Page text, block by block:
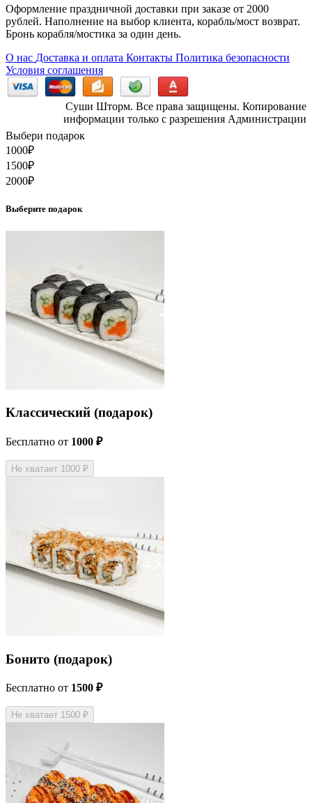
Оформление праздничной доставки при заказе от 2000
рублей. Наполнение на выбор клиента, корабль/мост возврат.
Бронь корабля/мостика за один день.
О нас Доставка и оплата Контакты Политика безопасности
Условия соглашения
Суши Шторм. Все права защищены. Копирование
информации только с разрешения Администрации
Выбери подарок
1000₽
1500₽
2000₽
Выберите подарок
Классический (подарок)
Бесплатно от 1000 ₽
Не хватает 1000 ₽
Бонито (подарок)
Бесплатно от 1500 ₽
Не хватает 1500 ₽